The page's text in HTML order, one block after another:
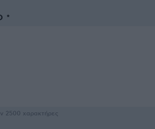
*
2500 χαρακτήρες